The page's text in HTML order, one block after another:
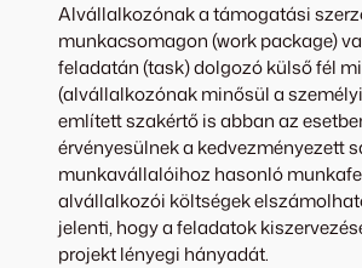
Alvállalkozónak a támogatási
munkacsomagon (work package)
feladatán (task) dolgozó külső fél
(alvállalkozónak minősül a
említett szakértő is abban az
érvényesülnek a kedvezményezett
munkavállalóihoz hasonló
alvállalkozói költségek
jelenti, hogy a feladatok
projekt lényegi hányadát.